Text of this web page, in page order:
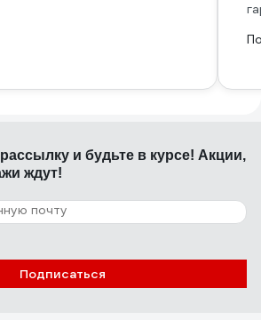
и будьте в курсе! Акции,
ждут!
Подписаться